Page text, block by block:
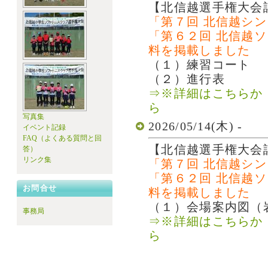
写真集
イベント記録
FAQ（よくある質問と回
答）
リンク集
お問合せ
事務局
【北信越選手権大
「第７回 北信越シ
「第６２回 北信越
料を掲載しました
（１）練習コート
（２）進行表
⇒※詳細はこちらか
ら
2026/05/14(木) -
【北信越選手権大
「第７回 北信越シ
「第６２回 北信越
料を掲載しました
（１）会場案内図（
⇒※詳細はこちらか
ら